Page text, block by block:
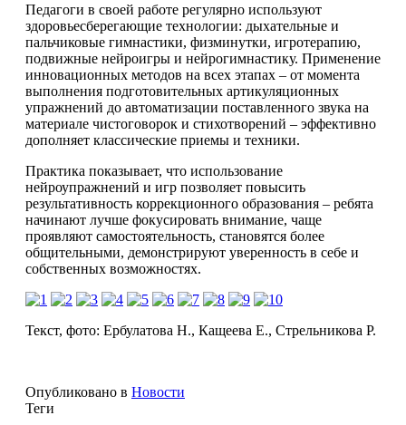
Педагоги в своей работе регулярно используют
здоровьесберегающие технологии: дыхательные и
пальчиковые гимнастики, физминутки, игротерапию,
подвижные нейроигры и нейрогимнастику. Применение
инновационных методов на всех этапах – от момента
выполнения подготовительных артикуляционных
упражнений до автоматизации поставленного звука на
материале чистоговорок и стихотворений – эффективно
дополняет классические приемы и техники.
Практика показывает, что использование
нейроупражнений и игр позволяет повысить
результативность коррекционного образования – ребята
начинают лучше фокусировать внимание, чаще
проявляют самостоятельность, становятся более
общительными, демонстрируют уверенность в себе и
собственных возможностях.
Текст, фото: Ербулатова Н., Кащеева Е., Стрельникова Р.
Опубликовано в Новости
Теги